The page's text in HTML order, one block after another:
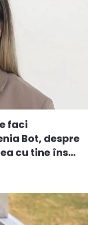
faci
Bot, despre
cu tine îns...